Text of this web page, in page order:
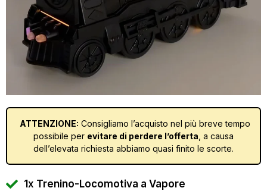
ATTENZIONE: Consigliamo l’acquisto nel più breve tempo
possibile per evitare di perdere l’offerta , a causa
dell’elevata richiesta abbiamo quasi finito le scorte.
1x Trenino-Locomotiva a Vapore